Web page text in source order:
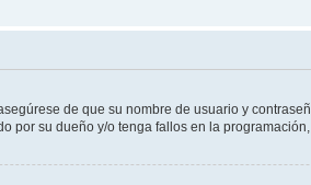
de que su nombre de usuario y
por su dueño y/o tenga fallos en la